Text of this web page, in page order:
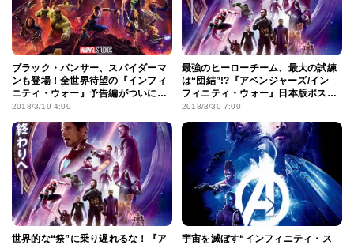
ブラック・パンサー、スパイダーマ
ンも登場！全世界待望の『インフィ
ニティ・ウォー』予告編がついに完
成
2018/3/19 4:00
最強のヒーローチーム、最大の試練
は“団結”!?『アベンジャーズ/イン
フィニティ・ウォー』日本版ポス
ターが解禁
2018/3/30 7:00
世界的な“祭”に乗り遅れるな！『ア
宇宙を滅ぼす“インフィニティ・ス